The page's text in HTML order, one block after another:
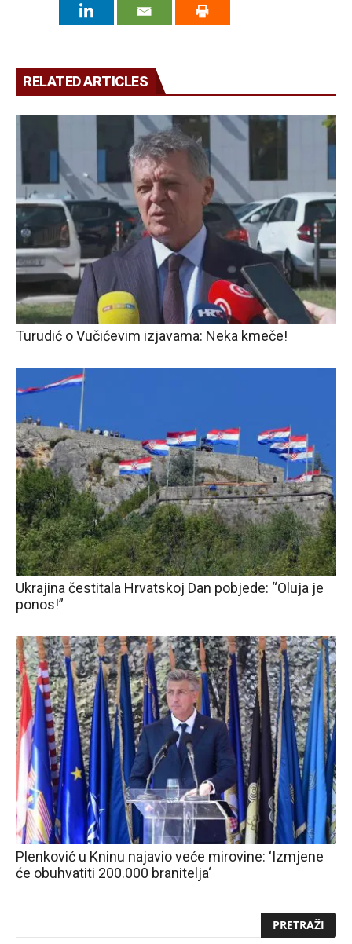
RELATED ARTICLES
Turudić o Vučićevim izjavama: Neka kmeče!
Ukrajina čestitala Hrvatskoj Dan pobjede: “Oluja je
ponos!”
Plenković u Kninu najavio veće mirovine: ‘Izmjene
će obuhvatiti 200.000 branitelja‘